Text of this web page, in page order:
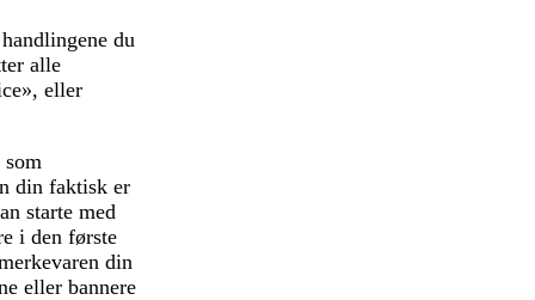
du
alle
eller
din faktisk er
starte med
i den første
din
eller bannere